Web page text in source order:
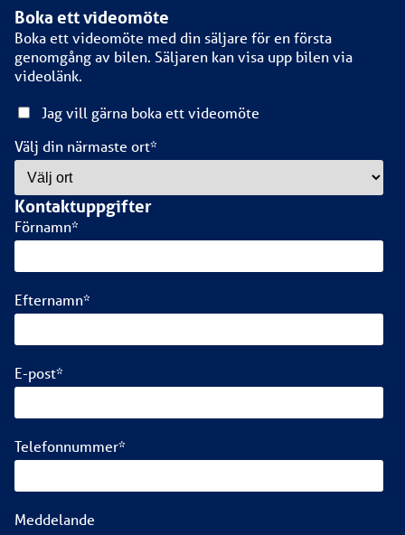
Boka ett videomöte
Boka ett videomöte med din säljare för en första
genomgång av bilen. Säljaren kan visa upp bilen via
videolänk.
Jag vill gärna boka ett videomöte
Välj din närmaste ort*
Kontaktuppgifter
Förnamn*
Efternamn*
E-post*
Telefonnummer*
Meddelande